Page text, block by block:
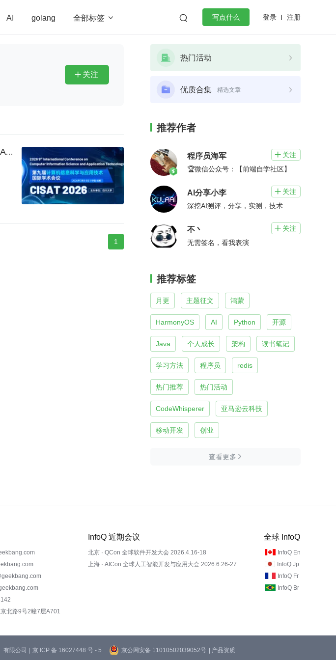
AI golang 全部标签   写点什么 登录 注册
redis
 关注
【计算机专题会议】第九届计算机信息科学与应用技术国际学术会议（CISAT 2026）
1
热门活动
优质合集 精选文章
推荐作者
程序员海军  关注
🏆微信公众号：【前端自学社区】
AI分享小李  关注
深挖AI测评，分享，实测，技术
不丶  关注
无需签名，看我表演
推荐标签
月更 主题征文 鸿蒙
HarmonyOS AI Python 开源
Java 个人成长 架构 读书笔记
学习方法 程序员 redis
热门推荐 热门活动
CodeWhisperer 亚马逊云科技
移动开发 创业
查看更多 
北路9号2幢7层A701
InfoQ 近期会议
北京 · QCon 全球软件开发大会 2026.4.16-18
上海 · AICon 全球人工智能开发与应用大会 2026.6.26-27
全球 InfoQ
InfoQ En
InfoQ Jp
InfoQ Fr
InfoQ Br
限公司 | 京 ICP 备 16027448 号 - 5 京公网安备 11010502039052号 | 产品资质